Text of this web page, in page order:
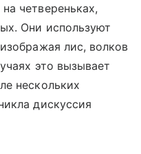
четвереньках,
Они используют
лис, волков
это вызывает
нескольких
дискуссия